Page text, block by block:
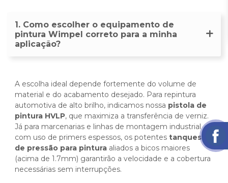
1. Como escolher o equipamento de
pintura Wimpel correto para a minha
aplicação?
A escolha ideal depende fortemente do volume de
material e do acabamento desejado. Para repintura
automotiva de alto brilho, indicamos nossa pistola de
pintura HVLP, que maximiza a transferência de verniz.
Já para marcenarias e linhas de montagem industrial
com uso de primers espessos, os potentes tanques
de pressão para pintura aliados a bicos maiores
(acima de 1.7mm) garantirão a velocidade e a cobertura
necessárias sem interrupções.